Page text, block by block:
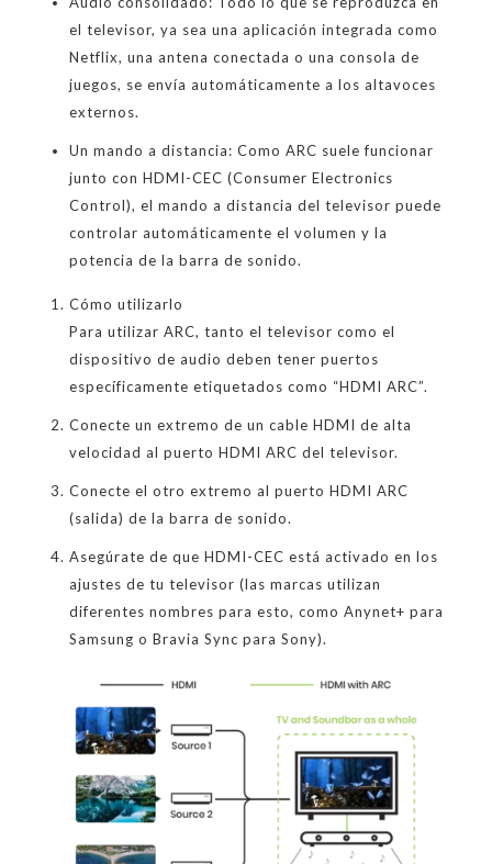
el televisor, ya sea una aplicación integrada como
Netflix, una antena conectada o una consola de
juegos, se envía automáticamente a los altavoces
externos.
Un mando a distancia: Como ARC suele funcionar
junto con HDMI-CEC (Consumer Electronics
Control), el mando a distancia del televisor puede
controlar automáticamente el volumen y la
potencia de la barra de sonido.
Cómo utilizarlo
Para utilizar ARC, tanto el televisor como el
dispositivo de audio deben tener puertos
específicamente etiquetados como “HDMI ARC”.
Conecte un extremo de un cable HDMI de alta
velocidad al puerto HDMI ARC del televisor.
Conecte el otro extremo al puerto HDMI ARC
(salida) de la barra de sonido.
Asegúrate de que HDMI-CEC está activado en los
ajustes de tu televisor (las marcas utilizan
diferentes nombres para esto, como Anynet+ para
Samsung o Bravia Sync para Sony).